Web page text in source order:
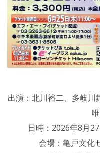
出演：北川裕二、多岐川
日時：2026年8月
会場：亀戸文化